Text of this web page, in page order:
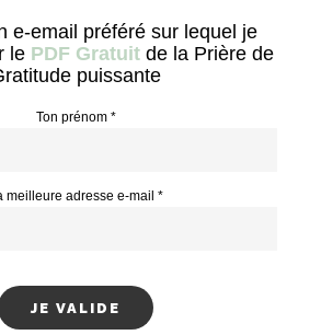
e-email préféré sur lequel je
le PDF Gratuit de la Prière de
puissante
Ton prénom *
meilleure adresse e-mail *